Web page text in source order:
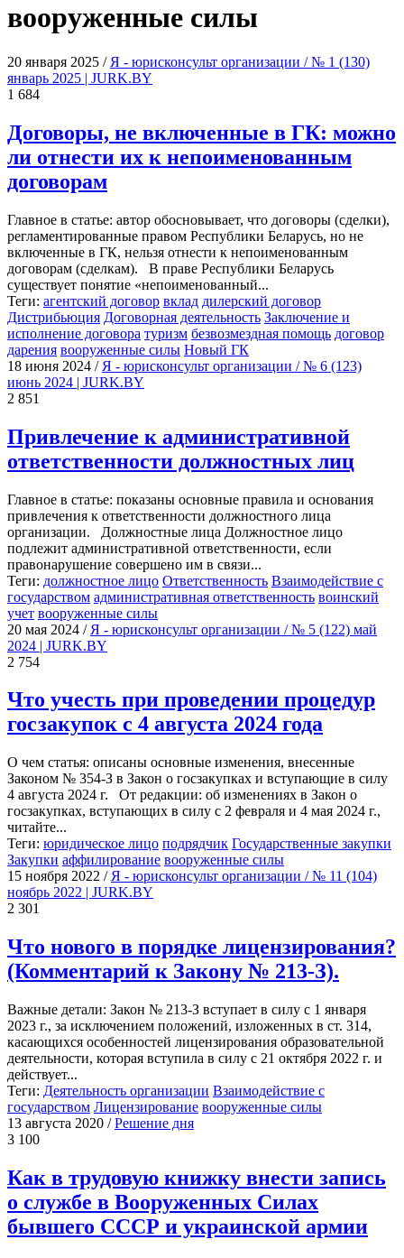
вооруженные силы
20 января 2025 / Я - юрисконсульт организации / № 1 (130)
январь 2025 | JURK.BY
1 684
Договоры, не включенные в ГК: можно
ли отнести их к непоименованным
договорам
Главное в статье: автор обосновывает, что договоры (сделки),
регламентированные правом Республики Беларусь, но не
включенные в ГК, нельзя отнести к непоименованным
договорам (сделкам). В праве Республики Беларусь
существует понятие «непоименованный...
Теги: агентский договор вклад дилерский договор
Дистрибьюция Договорная деятельность Заключение и
исполнение договора туризм безвозмездная помощь договор
дарения вооруженные силы Новый ГК
18 июня 2024 / Я - юрисконсульт организации / № 6 (123)
июнь 2024 | JURK.BY
2 851
Привлечение к административной
ответственности должностных лиц
Главное в статье: показаны основные правила и основания
привлечения к ответственности должностного лица
организации. Должностные лица Должностное лицо
подлежит административной ответственности, если
правонарушение совершено им в связи...
Теги: должностное лицо Ответственность Взаимодействие с
государством административная ответственность воинский
учет вооруженные силы
20 мая 2024 / Я - юрисконсульт организации / № 5 (122) май
2024 | JURK.BY
2 754
Что учесть при проведении процедур
госзакупок с 4 августа 2024 года
О чем статья: описаны основные изменения, внесенные
Законом № 354-З в Закон о госзакупках и вступающие в силу
4 августа 2024 г. От редакции: об изменениях в Закон о
госзакупках, вступающих в силу с 2 февраля и 4 мая 2024 г.,
читайте...
Теги: юридическое лицо подрядчик Государственные закупки
Закупки аффилирование вооруженные силы
15 ноября 2022 / Я - юрисконсульт организации / № 11 (104)
ноябрь 2022 | JURK.BY
2 301
Что нового в порядке лицензирования?
(Комментарий к Закону № 213-З).
Важные детали: Закон № 213-З вступает в силу с 1 января
2023 г., за исключением положений, изложенных в ст. 314,
касающихся особенностей лицензирования образовательной
деятельности, которая вступила в силу с 21 октября 2022 г. и
действует...
Теги: Деятельность организации Взаимодействие с
государством Лицензирование вооруженные силы
13 августа 2020 /Решение дня
3 100
Как в трудовую книжку внести запись
о службе в Вооруженных Силах
бывшего СССР и украинской армии